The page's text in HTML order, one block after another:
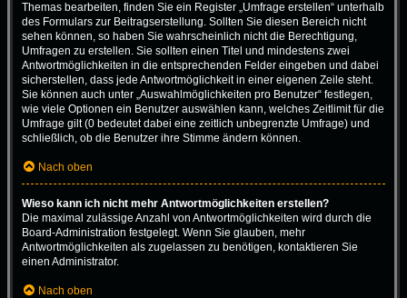
Themas bearbeiten, finden Sie ein Register „Umfrage erstellen“ unterhalb
des Formulars zur Beitragserstellung. Sollten Sie diesen Bereich nicht
sehen können, so haben Sie wahrscheinlich nicht die Berechtigung,
Umfragen zu erstellen. Sie sollten einen Titel und mindestens zwei
Antwortmöglichkeiten in die entsprechenden Felder eingeben und dabei
sicherstellen, dass jede Antwortmöglichkeit in einer eigenen Zeile steht.
Sie können auch unter „Auswahlmöglichkeiten pro Benutzer“ festlegen,
wie viele Optionen ein Benutzer auswählen kann, welches Zeitlimit für die
Umfrage gilt (0 bedeutet dabei eine zeitlich unbegrenzte Umfrage) und
schließlich, ob die Benutzer ihre Stimme ändern können.
Nach oben
Wieso kann ich nicht mehr Antwortmöglichkeiten erstellen?
Die maximal zulässige Anzahl von Antwortmöglichkeiten wird durch die
Board-Administration festgelegt. Wenn Sie glauben, mehr
Antwortmöglichkeiten als zugelassen zu benötigen, kontaktieren Sie
einen Administrator.
Nach oben